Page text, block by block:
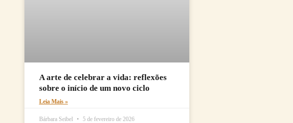
A arte de celebrar a vida: reflexões
sobre o início de um novo ciclo
Leia Mais »
Bárbara Seibel 5 de fevereiro de 2026